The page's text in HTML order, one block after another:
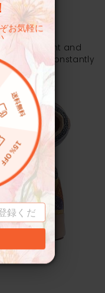
vibrant and
patterns constantly
お気軽に